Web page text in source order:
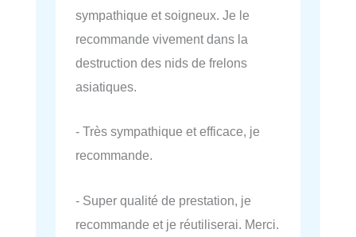
sympathique et soigneux. Je le
recommande vivement dans la
destruction des nids de frelons
asiatiques.
- Très sympathique et efficace, je
recommande.
- Super qualité de prestation, je
recommande et je réutiliserai. Merci.